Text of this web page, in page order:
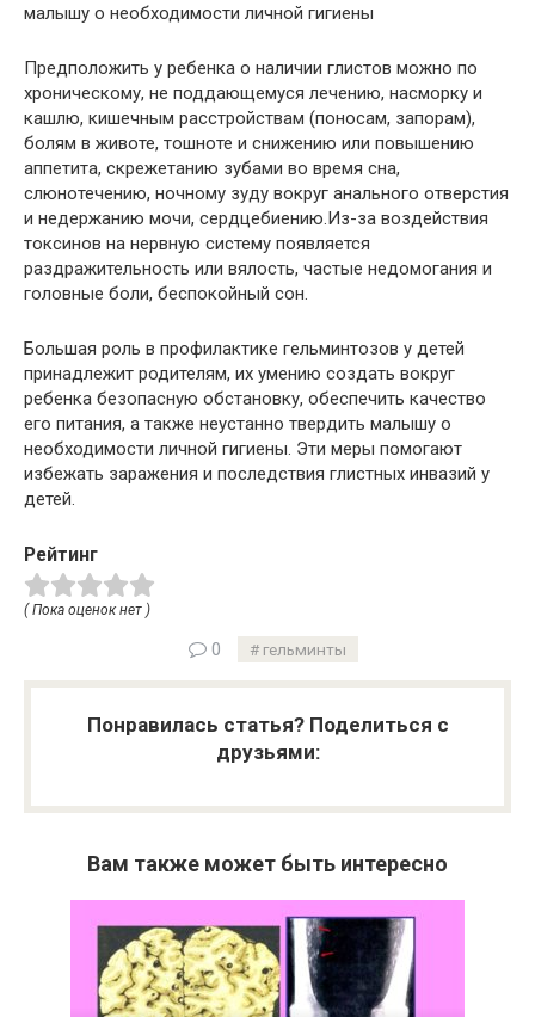
малышу о необходимости личной гигиены
Предположить у ребенка о наличии глистов можно по
хроническому, не поддающемуся лечению, насморку и
кашлю, кишечным расстройствам (поносам, запорам),
болям в животе, тошноте и снижению или повышению
аппетита, скрежетанию зубами во время сна,
слюнотечению, ночному зуду вокруг анального отверстия
и недержанию мочи, сердцебиению.Из-за воздействия
токсинов на нервную систему появляется
раздражительность или вялость, частые недомогания и
головные боли, беспокойный сон.
Большая роль в профилактике гельминтозов у детей
принадлежит родителям, их умению создать вокруг
ребенка безопасную обстановку, обеспечить качество
его питания, а также неустанно твердить малышу о
необходимости личной гигиены. Эти меры помогают
избежать заражения и последствия глистных инвазий у
детей.
Рейтинг
( Пока оценок нет )
0 гельминты
Понравилась статья? Поделиться с
друзьями:
Вам также может быть интересно